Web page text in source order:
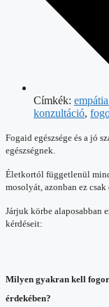
Címkék:
konzultáció,
Fogaid egészsége és a jó
egészségnek.
Életkortól függetlenül
mosolyát, azonban ez csak
Járjuk körbe alaposabban
kérdéseit:
Milyen gyakran kell
érdekében?